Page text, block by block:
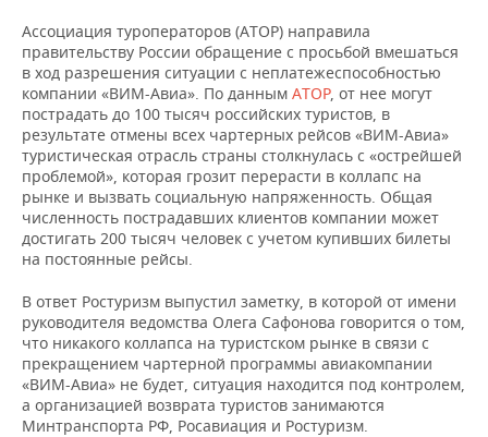
Ассоциация туроператоров (АТОР) направила
правительству России обращение с просьбой вмешаться
в ход разрешения ситуации с неплатежеспособностью
компании «ВИМ-Авиа». По данным АТОР, от нее могут
пострадать до 100 тысяч российских туристов, в
результате отмены всех чартерных рейсов «ВИМ-Авиа»
туристическая отрасль страны столкнулась с «острейшей
проблемой», которая грозит перерасти в коллапс на
рынке и вызвать социальную напряженность. Общая
численность пострадавших клиентов компании может
достигать 200 тысяч человек с учетом купивших билеты
на постоянные рейсы.
В ответ Ростуризм выпустил заметку, в которой от имени
руководителя ведомства Олега Сафонова говорится о том,
что никакого коллапса на туристском рынке в связи с
прекращением чартерной программы авиакомпании
«ВИМ-Авиа» не будет, ситуация находится под контролем,
а организацией возврата туристов занимаются
Минтранспорта РФ, Росавиация и Ростуризм.